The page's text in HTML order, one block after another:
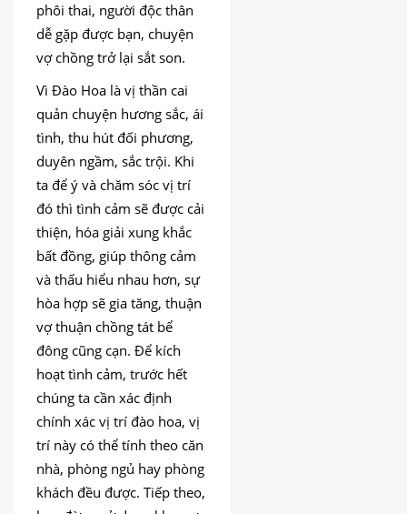
phôi thai, người độc thân
dễ gặp được bạn, chuyện
vợ chồng trở lại sắt son.
Vì Đào Hoa là vị thần cai
quản chuyện hương sắc, ái
tình, thu hút đối phương,
duyên ngầm, sắc trội. Khi
ta để ý và chăm sóc vị trí
đó thì tình cảm sẽ được cải
thiện, hóa giải xung khắc
bất đồng, giúp thông cảm
và thấu hiểu nhau hơn, sự
hòa hợp sẽ gia tăng, thuận
vợ thuận chồng tát bể
đông cũng cạn. Để kích
hoạt tình cảm, trước hết
chúng ta cần xác định
chính xác vị trí đào hoa, vị
trí này có thể tính theo căn
nhà, phòng ngủ hay phòng
khách đều được. Tiếp theo,